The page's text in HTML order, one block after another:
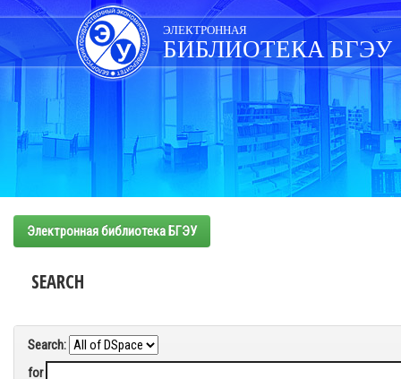
Skip
navigation
ЭЛЕКТРОННАЯ
БИБЛИОТЕКА БГЭУ
Электронная библиотека БГЭУ
SEARCH
Search:
for